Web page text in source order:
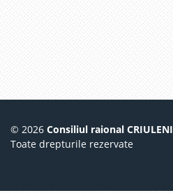
© 2026 Consiliul raional
Toate drepturile rezervate